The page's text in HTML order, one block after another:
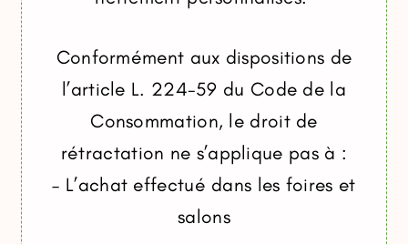
Conformément aux dispositions de
l’article L. 224-59 du Code de la
Consommation, le droit de
rétractation ne s’applique pas à :
– L’achat effectué dans les foires et
salons